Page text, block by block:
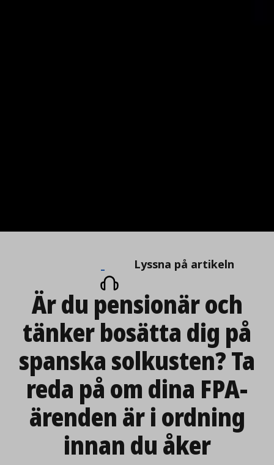
Lyssna
på
artikeln
Lyssna på artikeln
Är du pensionär och
tänker bosätta dig på
spanska solkusten? Ta
reda på om dina FPA-
ärenden är i ordning
innan du åker